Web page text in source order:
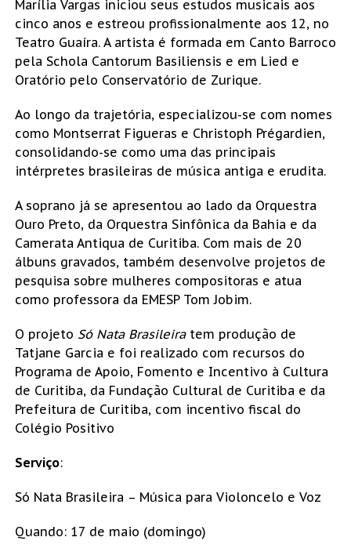
Marília Vargas iniciou seus estudos musicais aos
cinco anos e estreou profissionalmente aos 12, no
Teatro Guaíra. A artista é formada em Canto Barroco
pela Schola Cantorum Basiliensis e em Lied e
Oratório pelo Conservatório de Zurique.
Ao longo da trajetória, especializou-se com nomes
como Montserrat Figueras e Christoph Prégardien,
consolidando-se como uma das principais
intérpretes brasileiras de música antiga e erudita.
A soprano já se apresentou ao lado da Orquestra
Ouro Preto, da Orquestra Sinfônica da Bahia e da
Camerata Antiqua de Curitiba. Com mais de 20
álbuns gravados, também desenvolve projetos de
pesquisa sobre mulheres compositoras e atua
como professora da EMESP Tom Jobim.
O projeto Só Nata Brasileiratem produção de
Tatjane Garcia e foi realizado com recursos do
Programa de Apoio, Fomento e Incentivo à Cultura
de Curitiba, da Fundação Cultural de Curitiba e da
Prefeitura de Curitiba, com incentivo fiscal do
Colégio Positivo
Serviço:
Só Nata Brasileira – Música para Violoncelo e Voz
Quando: 17 de maio (domingo)